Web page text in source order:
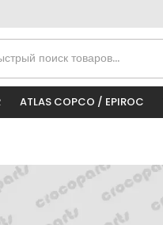
ATLAS COPCO / EPIROC